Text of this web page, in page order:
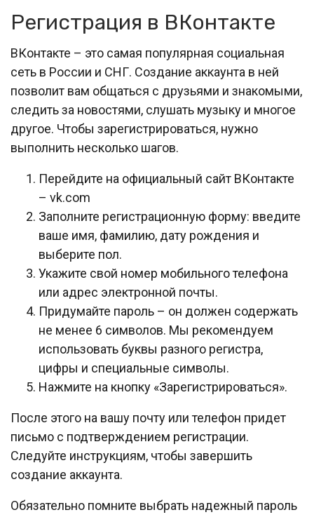
Регистрация в ВКонтакте
ВКонтакте – это самая популярная социальная
сеть в России и СНГ. Создание аккаунта в ней
позволит вам общаться с друзьями и знакомыми,
следить за новостями, слушать музыку и многое
другое. Чтобы зарегистрироваться, нужно
выполнить несколько шагов.
Перейдите на официальный сайт ВКонтакте
– vk.com
Заполните регистрационную форму: введите
ваше имя, фамилию, дату рождения и
выберите пол.
Укажите свой номер мобильного телефона
или адрес электронной почты.
Придумайте пароль – он должен содержать
не менее 6 символов. Мы рекомендуем
использовать буквы разного регистра,
цифры и специальные символы.
Нажмите на кнопку «Зарегистрироваться».
После этого на вашу почту или телефон придет
письмо с подтверждением регистрации.
Следуйте инструкциям, чтобы завершить
создание аккаунта.
Обязательно помните выбрать надежный пароль